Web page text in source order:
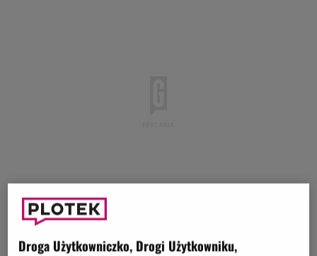
Droga Użytkowniczko, Drogi Użytkowniku,